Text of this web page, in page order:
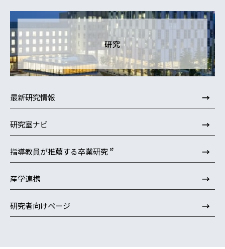
研究
最新研究情報 →
研究室ナビ →
指導教員が推薦する卒業研究 →
産学連携 →
研究者向けページ →